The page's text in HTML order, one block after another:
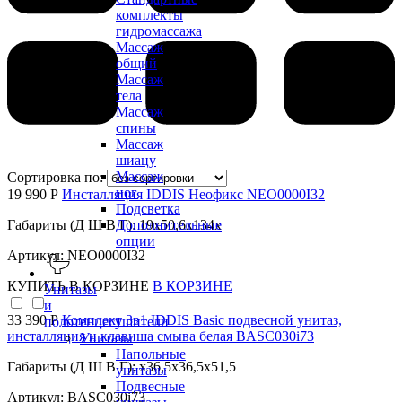
комплекты
гидромассажа
Массаж
общий
Массаж
тела
Массаж
спины
Массаж
шиацу
Массаж
ног
Подсветка
Дополнительные
опции
Унитазы
и
полотенцесушители
Унитазы
Напольные
унитазы
Подвесные
Сортировка по:
19 990 Р Инсталляция IDDIS Неофикс NEO0000I32
Габариты (Д Ш В Г): 19x50,6x134x
Артикул: NEO0000I32
КУПИТЬ В КОРЗИНЕ В КОРЗИНЕ
33 390 РКомплект 3в1 IDDIS Basic подвесной унитаз,
инсталляция и клавиша смыва белая BASC030i73
Габариты (Д Ш В Г): x36,5x36,5x51,5
Артикул: BASC030i73